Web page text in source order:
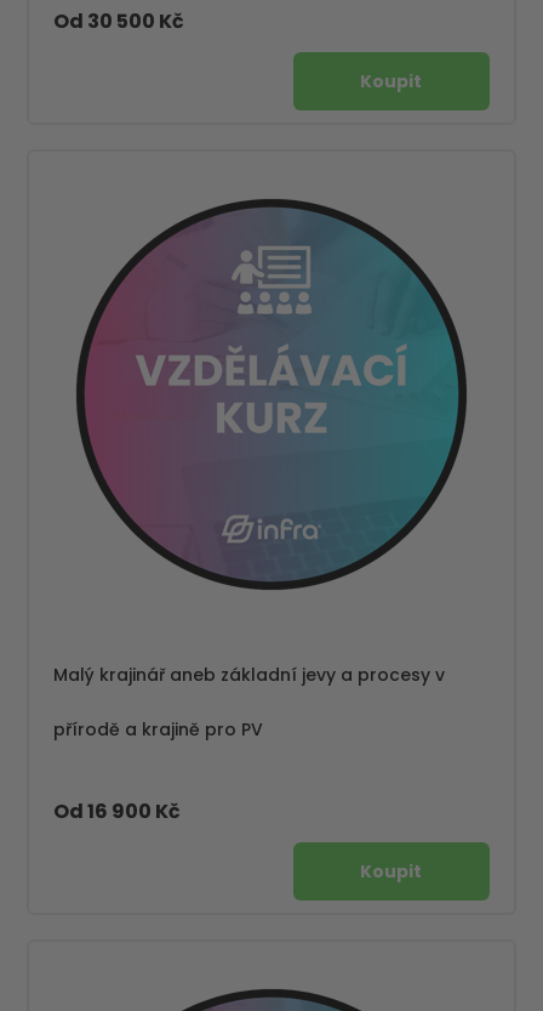
Od 30 500 Kč
Malý krajinář aneb základní jevy a procesy v
přírodě a krajině pro PV
Od 16 900 Kč